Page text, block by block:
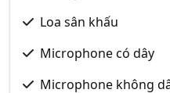
Loa sân khấu
Microphone có dây
Microphone không